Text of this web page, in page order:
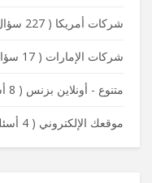
شركات أمريكا ( 227 سؤال
شركات الإمارات ( 17 سؤال
متنوع - أونلاين بزنس ( 8 أسئلة
موقعك الإلكتروني ( 4 أسئلة